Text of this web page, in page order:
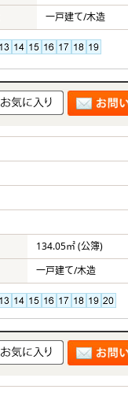
一戸建て/木造
134.05㎡ (公簿)
一戸建て/木造